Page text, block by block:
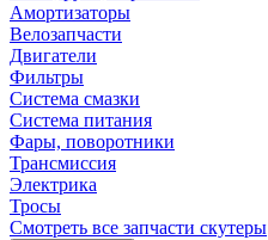
Амортизаторы
Велозапчасти
Двигатели
Фильтры
Система смазки
Система питания
Фары, поворотники
Трансмиссия
Электрика
Тросы
Смотреть все запчасти скутеры